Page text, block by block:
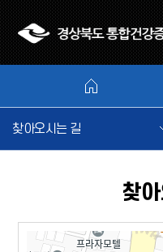
찾아오시는 길
찾